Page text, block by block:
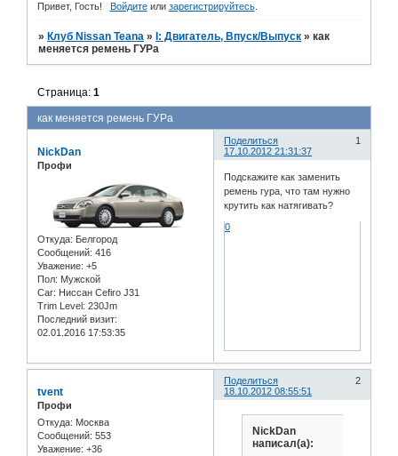
Привет, Гость! Войдитеили зарегистрируйтесь.
» Клуб Nissan Teana » I: Двигатель, Впуск/Выпуск »как
меняется ремень ГУРа
как меняется ремень ГУРа
Страница:1
Поделиться
1
17.10.2012 21:31:37
NickDan
Профи
Откуда: Белгород
Сообщений: 416
Уважение: +5
Пол: Мужской
Car: Ниссан Cefiro J31
Trim Level: 230Jm
Последний визит:
02.01.2016 17:53:35
Подскажите как заменить
ремень гура, что там нужно
крутить как натягивать?
0
Поделиться
2
18.10.2012 08:55:51
tvent
Профи
Откуда: Москва
Сообщений: 553
Уважение: +36
NickDan
написал(а):